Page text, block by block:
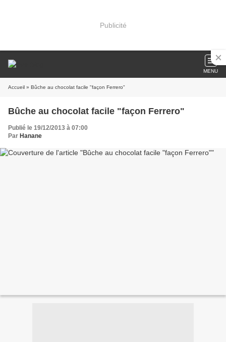
Publicité
MENU
Accueil » Bûche au chocolat facile "façon Ferrero"
Bûche au chocolat facile "façon Ferrero"
Publié le 19/12/2013 à 07:00
Par Hanane